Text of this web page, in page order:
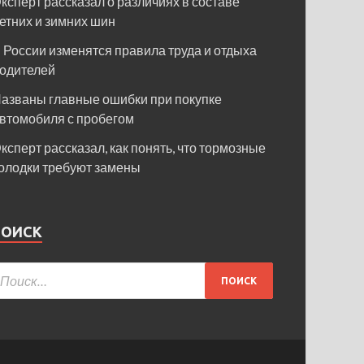
и зимних шин
России изменятся правила труда и отдыха
главные ошибки при покупке
с пробегом
рассказал, как понять, что тормозные
требуют замены